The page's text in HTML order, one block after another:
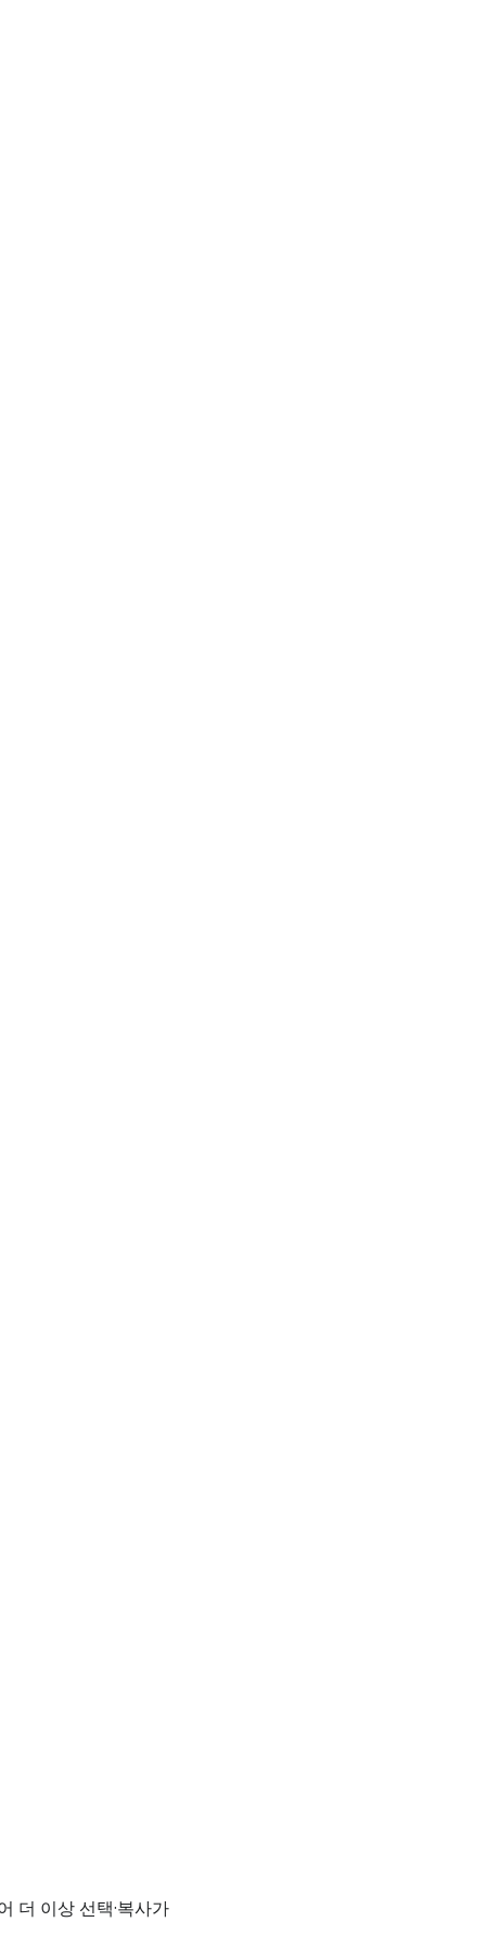
더 이상 선택·복사가